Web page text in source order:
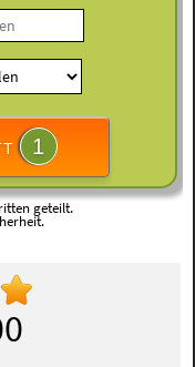
1
geteilt.